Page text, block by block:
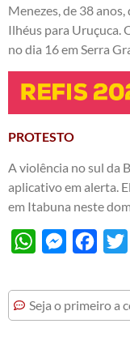
Menezes, de 38
Ilhéus para Uruçuca.
no dia 16 em Serra
PROTESTO
A violência no sul da
aplicativo em alerta.
em Itabuna neste
WhatsAppMessenger
Seja o primeiro a